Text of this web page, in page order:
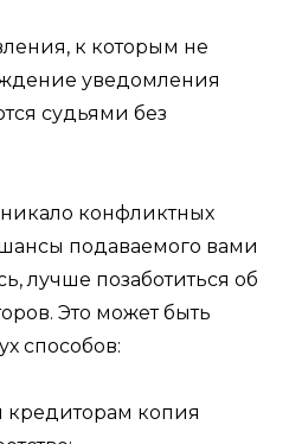
к которым не
уведомления
судьями без
конфликтных
подаваемого вами
лучше позаботиться об
Это может быть
способов:
кредиторам копия